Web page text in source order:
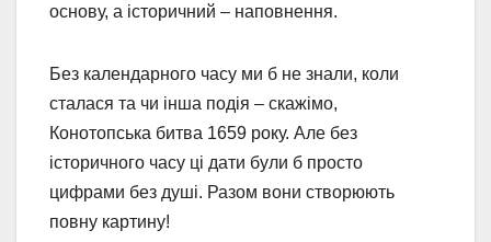
основу, а історичний – наповнення.
Без календарного часу ми б не знали, коли
сталася та чи інша подія – скажімо,
Конотопська битва 1659 року. Але без
історичного часу ці дати були б просто
цифрами без душі. Разом вони створюють
повну картину!